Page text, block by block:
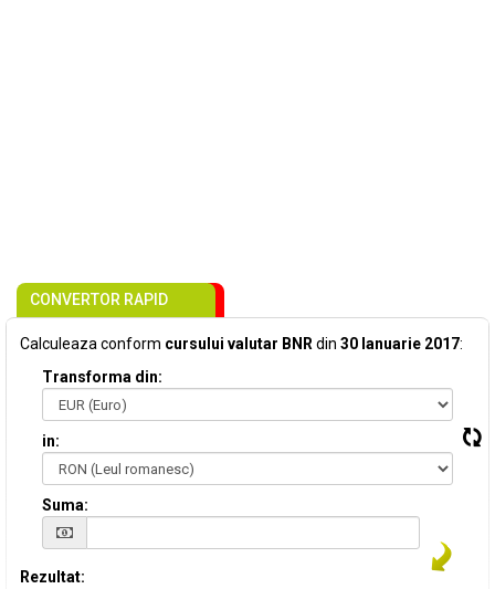
CONVERTOR RAPID
Calculeaza conform cursului valutar BNR din 30 Ianuarie 2017:
Transforma din:
in:
Suma:
Rezultat: